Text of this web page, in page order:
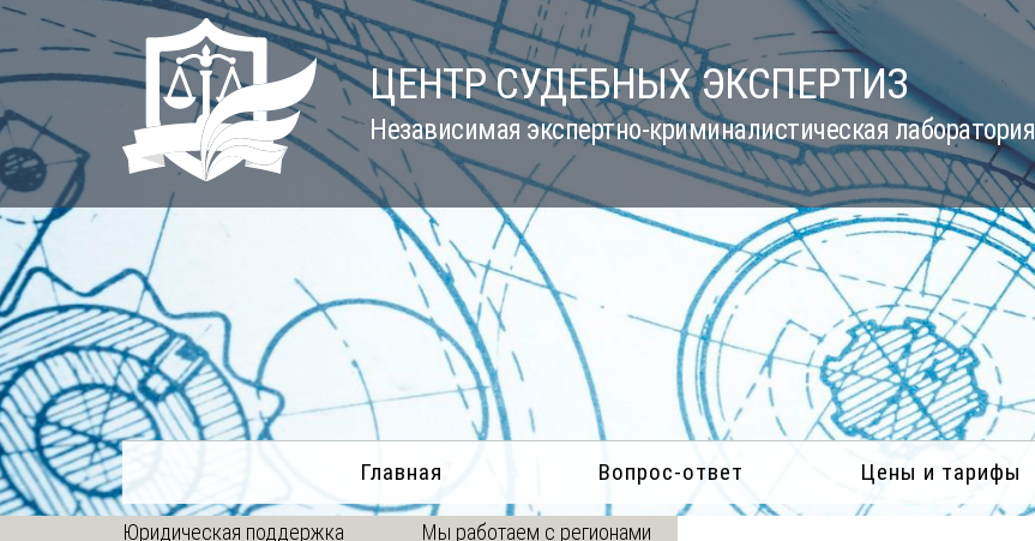
Skip
to
content
ЦЕНТР СУДЕБНЫХ ЭКСПЕРТИЗ
Независимая экспертно-криминалистическая лаборатория
Главная Вопрос-ответ Цены и тарифы
Юридическая поддержка
Мы работаем с регионами